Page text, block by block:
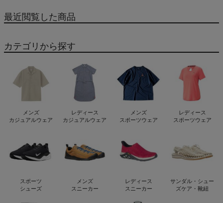
最近閲覧した商品
カテゴリから探す
メンズ
カジュアルウェア
レディース
カジュアルウェア
メンズ
スポーツウェア
レディース
スポーツウェア
スポーツ
シューズ
メンズ
スニーカー
レディース
スニーカー
サンダル・シュー
ズケア・靴紐